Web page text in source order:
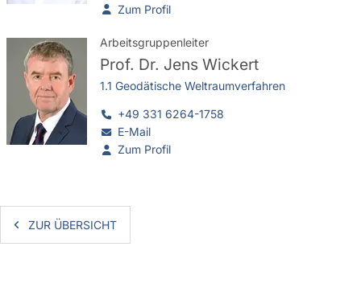
Zum Profil
Arbeitsgruppenleiter
Prof. Dr. Jens Wickert
1.1 Geodätische Weltraumverfahren
+49 331 6264-1758
E-Mail
Zum Profil
ZUR ÜBERSICHT